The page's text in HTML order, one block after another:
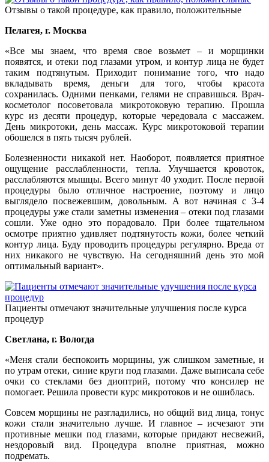
Отзывы о такой процедуре, как правило, положительные
Пелагея, г. Москва
«Все мы знаем, что время свое возьмет – и морщинки
появятся, и отеки под глазами утром, и контур лица не будет
таким подтянутым. Приходит понимание того, что надо
вкладывать время, деньги для того, чтобы красота
сохранилась. Одними пенками, гелями не справишься. Врач-
косметолог посоветовала микротоковую терапию. Прошла
курс из десяти процедур, которые чередовала с массажем.
День микротоки, день массаж. Курс микротоковой терапии
обошелся в пять тысяч рублей.
Болезненности никакой нет. Наоборот, появляется приятное
ощущение расслабленности, тепла. Улучшается кровоток,
расслабляются мышцы. Всего минут 40 уходит. После первой
процедуры было отличное настроение, поэтому и лицо
выглядело посвежевшим, довольным. А вот начиная с 3-4
процедуры уже стали заметны изменения – отеки под глазами
сошли. Уже одно это порадовало. При более тщательном
осмотре приятно удивляет подтянутость кожи, более четкий
контур лица. Буду проводить процедуры регулярно. Вреда от
них никакого не чувствую. На сегодняшний день это мой
оптимальный вариант».
Пациенты отмечают значительные улучшения после курса
процедур
Светлана, г. Вологда
«Меня стали беспокоить морщины, уж слишком заметные, и
по утрам отеки, синие круги под глазами. Даже выписала себе
очки со стеклами без диоптрий, потому что консилер не
помогает. Решила провести курс микротоков и не ошиблась.
Совсем морщины не разгладились, но общий вид лица, тонус
кожи стали значительно лучше. И главное – исчезают эти
противные мешки под глазами, которые придают несвежий,
нездоровый вид. Процедура вполне приятная, можно
подремать.